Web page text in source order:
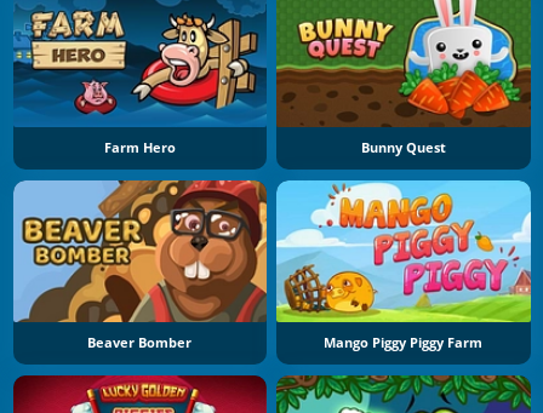
Farm Hero Bunny Quest
Beaver Bomber Mango Piggy Piggy Farm